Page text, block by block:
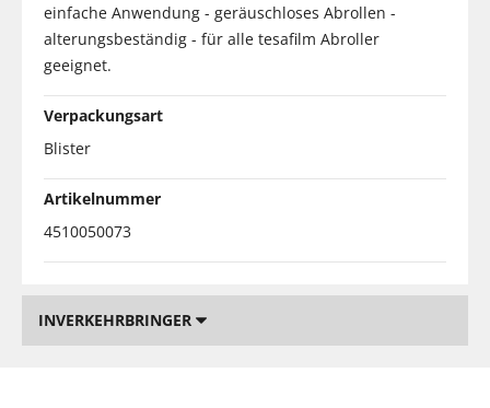
einfache Anwendung - geräuschloses Abrollen -
alterungsbeständig - für alle tesafilm Abroller
geeignet.
Verpackungsart
Blister
Artikelnummer
4510050073
INVERKEHRBRINGER